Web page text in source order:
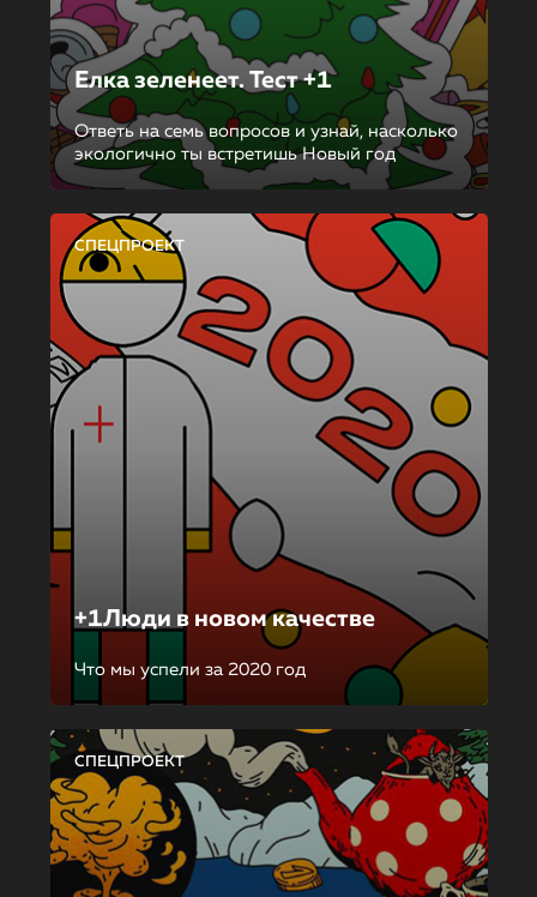
Елка зеленеет. Тест +1
Ответь на семь вопросов и узнай, насколько
экологично ты встретишь Новый год
СПЕЦПРОЕКТ
+1Люди в новом качестве
Что мы успели за 2020 год
СПЕЦПРОЕКТ